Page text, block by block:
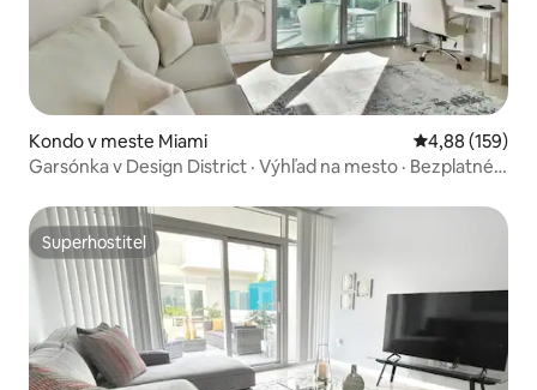
Kondo v meste Miami Priemerné
4,88 (159)
Garsónka v Design District · Výhľad na mesto · Bezplatné
Superhostiteľ
Superhostiteľ